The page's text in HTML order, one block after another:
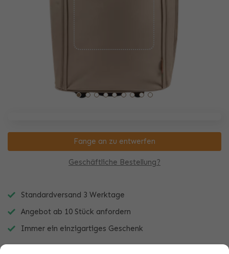
Geschäftliche Bestellung?
Fange an zu entwerfen
Standardversand 3 Werktage
Angebot ab 10 Stück anfordern
Immer ein einzigartiges Geschenk